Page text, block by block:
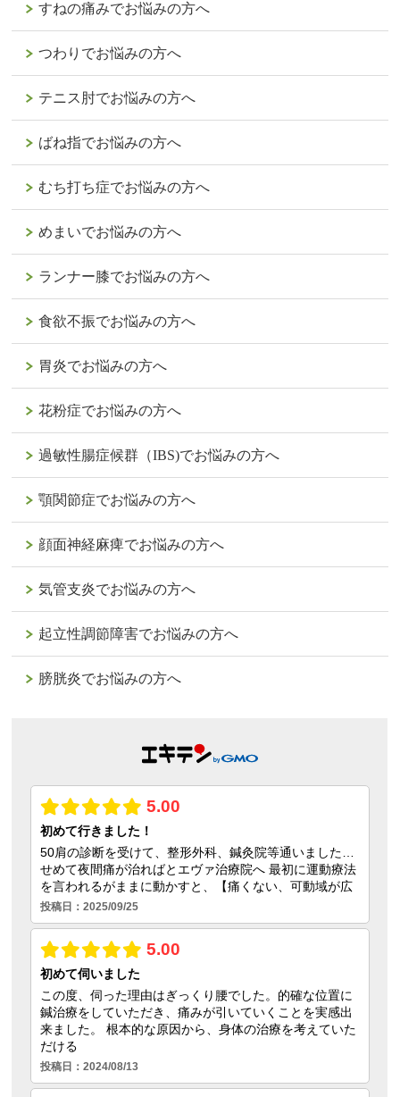
すねの痛みでお悩みの方へ
つわりでお悩みの方へ
テニス肘でお悩みの方へ
ばね指でお悩みの方へ
むち打ち症でお悩みの方へ
めまいでお悩みの方へ
ランナー膝でお悩みの方へ
食欲不振でお悩みの方へ
胃炎でお悩みの方へ
花粉症でお悩みの方へ
過敏性腸症候群（IBS)でお悩みの方へ
顎関節症でお悩みの方へ
顔面神経麻痺でお悩みの方へ
気管支炎でお悩みの方へ
起立性調節障害でお悩みの方へ
膀胱炎でお悩みの方へ